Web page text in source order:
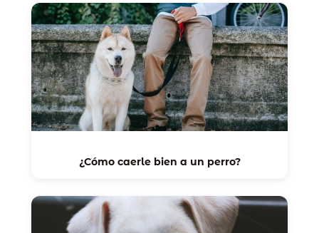
¿Cómo caerle bien a un perro?